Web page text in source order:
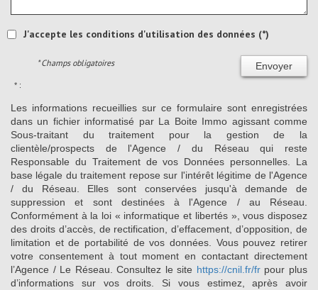
J'accepte les conditions d'utilisation des données (*)
Envoyer
* Champs obligatoires
* :
Les informations recueillies sur ce formulaire sont enregistrées
dans un fichier informatisé par La Boite Immo agissant comme
Sous-traitant du traitement pour la gestion de la
clientèle/prospects de l'Agence / du Réseau qui reste
Responsable du Traitement de vos Données personnelles. La
base légale du traitement repose sur l'intérêt légitime de l'Agence
/ du Réseau. Elles sont conservées jusqu'à demande de
suppression et sont destinées à l'Agence / au Réseau.
Conformément à la loi « informatique et libertés », vous disposez
des droits d’accès, de rectification, d’effacement, d’opposition, de
limitation et de portabilité de vos données. Vous pouvez retirer
votre consentement à tout moment en contactant directement
l’Agence / Le Réseau. Consultez le site https://cnil.fr/frpour plus
d’informations sur vos droits. Si vous estimez, après avoir